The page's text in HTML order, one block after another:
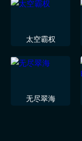
太空霸权
无尽翠海